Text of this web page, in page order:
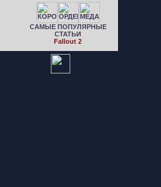
САМЫЕ ПОПУЛЯРНЫЕ
СТАТЬИ
Fallout 2